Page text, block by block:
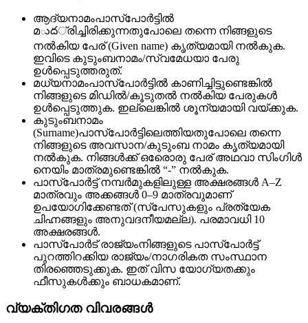
ആദ്യനാമംപാസ്‌പോർട്ടിൽ
മుద്രിച്ചിരിക്കുന്നതുപോലെ തന്നെ നിങ്ങളുടെ
നൽകിയ പേര് (Given name) കൃത്യമായി നൽകുക.
ഇവിടെ കുടുംബനാമം/സ്വമേധയാ പേരു
ഉൾപ്പെടുത്തരുത്.
മധ്യനാമംപാസ്പോർട്ടിൽ കാണിച്ചിട്ടുണ്ടെങ്കിൽ
നിങ്ങളുടെ മിഡിൽ/കൂടുതൽ നൽകിയ പേരുകൾ
ഉൾപ്പെടുത്തുക. ഇല്ലെങ്കില്‍ ശൂന്യമായി വയ്ക്കുക.
കുടുംബനാമം
(Surname)പാസ്‌പോർട്ടിലെത്തിയതുപോലെ തന്നെ
നിങ്ങളുടെ അവസാന/കുടുംബ നാമം കൃത്യമായി
നൽകുക. നിങ്ങൾക്ക് ഒരേൊരു പേര് അഥവാ സിംഗിൾ
നെയിം മാത്രമുണ്ടെങ്കിൽ “-” നൽകുക.
പാസ്പോർട്ട് നമ്പർമുകളിലുള്ള അക്ഷരങ്ങൾ A–Z
മാത്രവും അക്കങ്ങൾ 0–9 മാത്രവുമാണ്
ഉപയോഗിക്കേണ്ടത് (സ്പേസുകളും പ്രത്യേക
ചിഹ്നങ്ങളും അനുവദനീയമല്ല). പരമാവധി 10
അക്ഷരങ്ങൾ.
പാസ്പോർട് രാജ്യംനിങ്ങളുടെ പാസ്പോർട്ട്
പുറത്തിറക്കിയ രാജ്യം/നാഗരികത സംസ്ഥാന
തിരഞ്ഞെടുക്കുക. ഇത് വിസ യോഗ്യതക്കും
ഫീസുകൾക്കും ബാധകമാണ്.
വ്യക്തിഗത വിവരങ്ങൾ